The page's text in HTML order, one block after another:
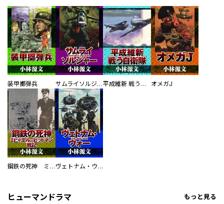
装甲擲弾兵 サムライソルジャー SAMURAI SOLDIER 平成維新 戦う自衛隊 オメガJ
鋼鉄の死神 ミヒャエル・ビットマン戦記 ヴェトナム・ウォー VIETNAM WAR
ヒューマンドラマ もっと見る